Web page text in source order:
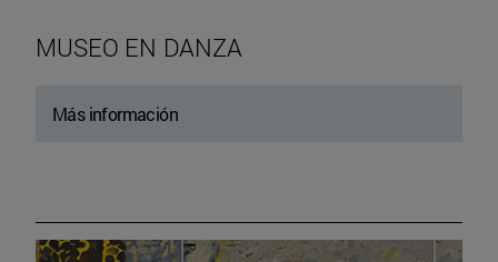
MUSEO EN DANZA
Más información